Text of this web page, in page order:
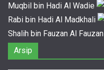
Muqbil bin Hadi Al Wadie
Rabi bin Hadi Al Madkhali
Shalih bin Fauzan Al Fauzan
Arsip